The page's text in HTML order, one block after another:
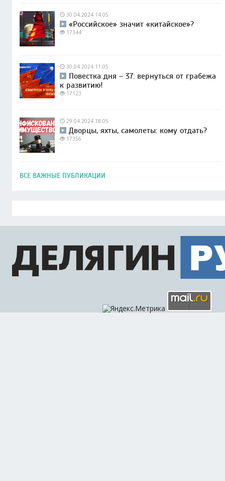
30.04.2024 14:05
«Российское» значит «китайское»?
17344
30.04.2024 11:05
Повестка дня – 37: вернуться от грабежа
к развитию!
17123
29.04.2024 18:05
Дворцы, яхты, самолеты: кому отдать?
17356
ВСЕ ВАЖНЫЕ ПУБЛИКАЦИИ